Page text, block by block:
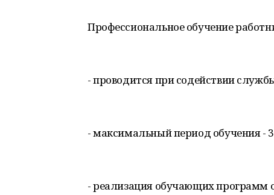
Профессиональное обучение
- проводится при содействии
- максимальный период обучения -
- реализация обучающих программ